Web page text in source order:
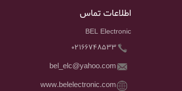
اطلاعات تماس
BEL Electronic
02166748533
bel_elc@yahoo.com
www.belelectronic.com